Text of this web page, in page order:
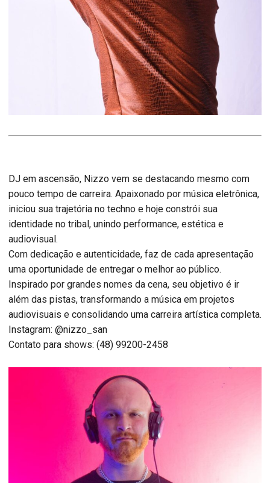
DJ em ascensão, Nizzo vem se destacando mesmo com
pouco tempo de carreira. Apaixonado por música eletrônica,
iniciou sua trajetória no techno e hoje constrói sua
identidade no tribal, unindo performance, estética e
audiovisual.
Com dedicação e autenticidade, faz de cada apresentação
uma oportunidade de entregar o melhor ao público.
Inspirado por grandes nomes da cena, seu objetivo é ir
além das pistas, transformando a música em projetos
audiovisuais e consolidando uma carreira artística completa.
Instagram: @nizzo_san
Contato para shows: (48) 99200-2458